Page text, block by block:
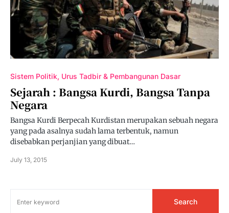
Sistem Politik, Urus Tadbir & Pembangunan Dasar
Sejarah : Bangsa Kurdi, Bangsa Tanpa
Negara
Bangsa Kurdi Berpecah Kurdistan merupakan sebuah negara
yang pada asalnya sudah lama terbentuk, namun
disebabkan perjanjian yang dibuat…
July 13, 2015
Search